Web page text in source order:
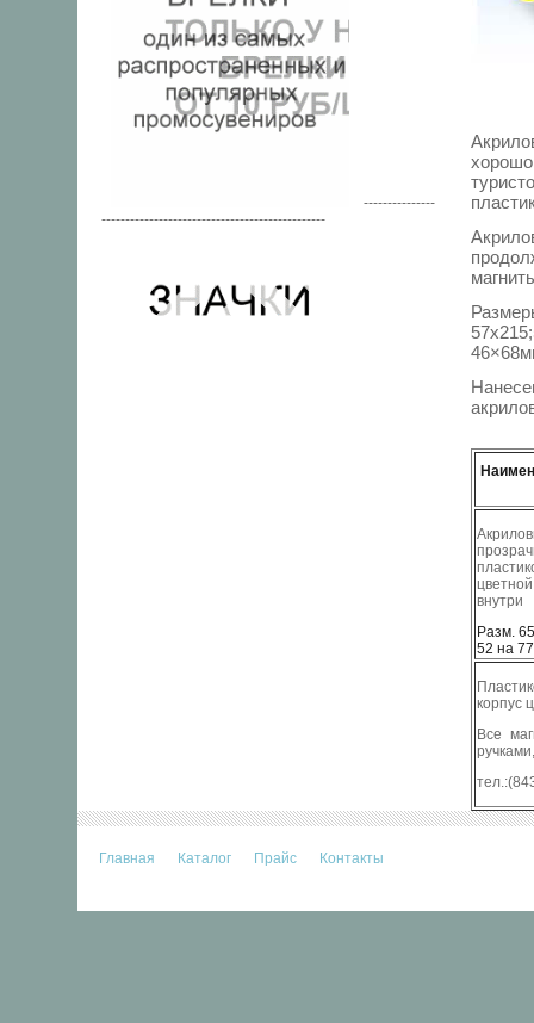
---------------
-----------------------------------------------
внутри
Разм.
52 на
корпус
Все
Главная Каталог Прайс Контакты